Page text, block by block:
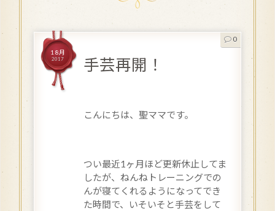
手芸再開！
1 8月
2017
0
こんにちは、聖ママです。
つい最近1ヶ月ほど更新休止してま
したが、ねんねトレーニングでの
んが寝てくれるようになってでき
た時間で、いそいそと手芸をして